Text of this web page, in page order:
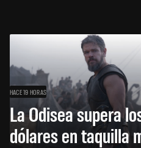
HACE 19 HORAS
La Odisea supera
dólares en taquilla